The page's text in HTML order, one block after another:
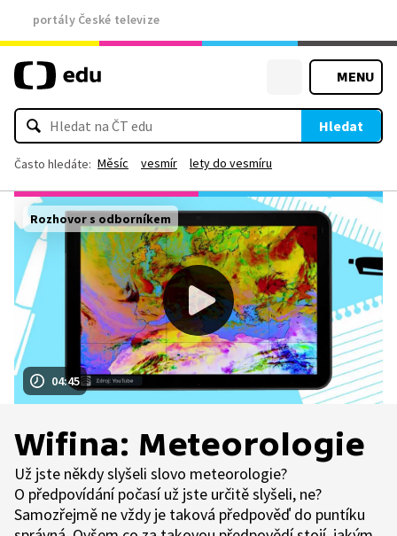
portály České televize
MENU
Hledat
Často hledáte: Měsíc vesmír lety do vesmíru
04:45
Rozhovor s odborníkem
Wifina: Meteorologie
Už jste někdy slyšeli slovo meteorologie?
O předpovídání počasí už jste určitě slyšeli, ne?
Samozřejmě ne vždy je taková předpověď do puntíku